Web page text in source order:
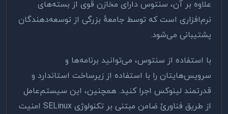
علاوه بر آن، سنتوس دارای مخازن قوی از بسته‌های
نرم‌افزاری است که توسط جامعهٔ بزرگی از توسعه‌دهندگان
پشتیبانی می‌شود.
با استفاده از سنتوس، می‌توانید برنامه‌ها و
سرویس‌هایتان را با استفاده از زیرساخت استاندارد و
قدرتمند لینوکس اجرا کنید. همچنین، این سیستم‌عامل
از طریق فناوریٔ ضامن مبتنی بر تکنولوژی SELinux امنیت